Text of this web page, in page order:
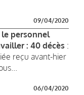
09/04/2020
le personnel
: 40 décès :
reçu avant-hier
06/04/2020